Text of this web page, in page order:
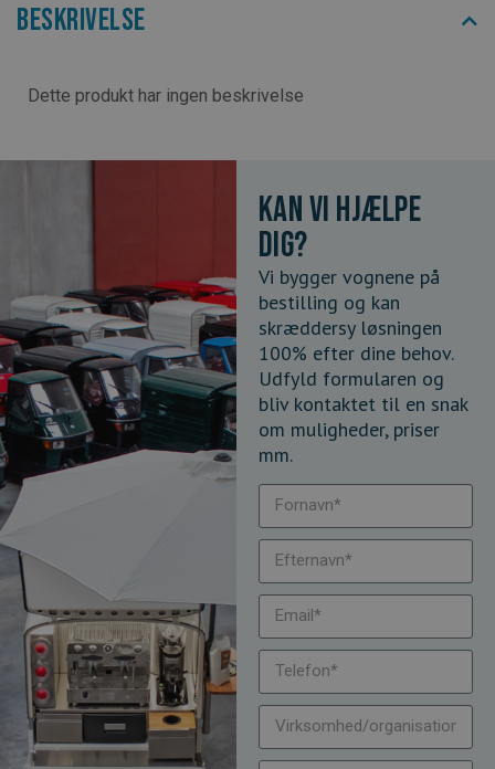
Beskrivelse
Dette produkt har ingen beskrivelse
Kan vi hjælpe
dig?
Vi bygger vognene på
bestilling og kan
skræddersy løsningen
100% efter dine behov.
Udfyld formularen og
bliv kontaktet til en snak
om muligheder, priser
mm.